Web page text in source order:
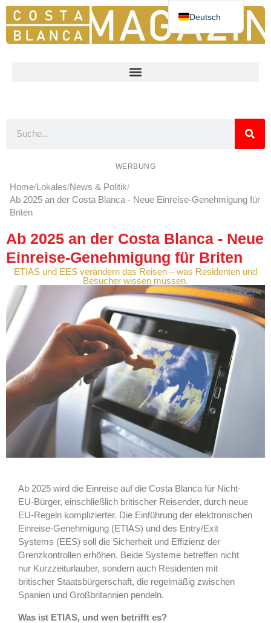
WERBUNG
Home Lokales News & Politik
Ab 2025 an der Costa Blanca - Neue Einreise-Genehmigung für
Briten
Ab 2025 an der Costa Blanca - Neue
Einreise-Genehmigung für Briten
ETIAS und EES verändern das Reisen – was Residenten und
Besucher wissen müssen.
Ab 2025 wird die Einreise auf die Costa Blanca für Nicht-
EU-Bürger, einschließlich britischer Reisender, durch neue
EU-Regeln komplizierter. Die Einführung der elektronischen
Einreise-Genehmigung (ETIAS) und des Entry/Exit
Systems (EES) soll die Sicherheit und Effizienz der
Grenzkontrollen erhöhen. Beide Systeme betreffen nicht
nur Kurzzeiturlauber, sondern auch Residenten mit
britischer Staatsbürgerschaft, die regelmäßig zwischen
Spanien und Großbritan­nien pendeln.
Was ist ETIAS, und wen betrifft es?
Deutsch
Español